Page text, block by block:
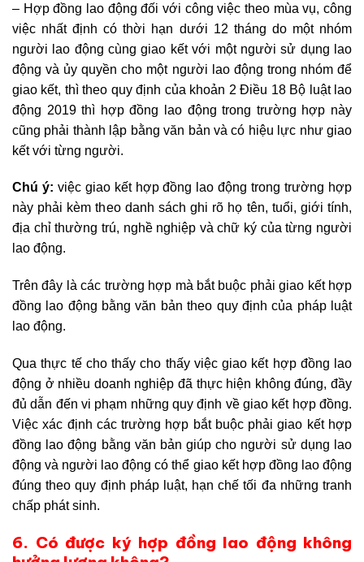
– Hợp đồng lao động đối với công việc theo mùa vụ, công
việc nhất định có thời hạn dưới 12 tháng do một nhóm
người lao động cùng giao kết với một người sử dụng lao
động và ủy quyền cho một người lao động trong nhóm để
giao kết, thì theo quy định của khoản 2 Điều 18 Bộ luật lao
động 2019 thì hợp đồng lao động trong trường hợp này
cũng phải thành lập bằng văn bản và có hiệu lực như giao
kết với từng người.
Chú ý: việc giao kết hợp đồng lao động trong trường hợp
này phải kèm theo danh sách ghi rõ họ tên, tuổi, giới tính,
địa chỉ thường trú, nghề nghiệp và chữ ký của từng người
lao động.
Trên đây là các trường hợp mà bắt buộc phải giao kết hợp
đồng lao động bằng văn bản theo quy định của pháp luật
lao động.
Qua thực tế cho thấy cho thấy việc giao kết hợp đồng lao
động ở nhiều doanh nghiệp đã thực hiện không đúng, đầy
đủ dẫn đến vi phạm những quy định về giao kết hợp đồng.
Việc xác định các trường hợp bắt buộc phải giao kết hợp
đồng lao động bằng văn bản giúp cho người sử dụng lao
động và người lao động có thể giao kết hợp đồng lao động
đúng theo quy định pháp luật, hạn chế tối đa những tranh
chấp phát sinh.
6. Có được ký hợp đồng lao động không